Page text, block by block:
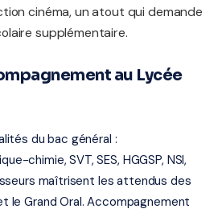
cinéma, un atout qui demande
supplémentaire.
au Lycée
du bac général :
chimie, SVT, SES, HGGSP, NSI,
maîtrisent les attendus des
le Grand Oral. Accompagnement